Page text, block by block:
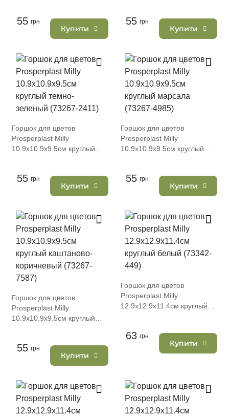
55 грн
Купити
55 грн
Купити
Горшок для цветов
Prosperplast Milly
10.9х10.9х9.5см круглый
55 грн
Купити
Горшок для цветов
Prosperplast Milly
10.9х10.9х9.5см круглый
55 грн
Купити
Горшок для цветов
Prosperplast Milly
10.9х10.9х9.5см круглый
55 грн
Купити
Горшок для цветов
Prosperplast Milly
12.9х12.9х11.4см круглый
63 грн
Купити